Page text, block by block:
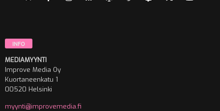
INFO
MEDIAMYYNTI
Improve Media Oy
Kuortaneenkatu 1
00520 Helsinki
myynti@improvemedia.fi